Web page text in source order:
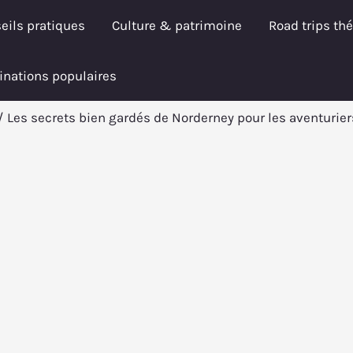
pratiques Culture & patrimoine Road trips
populaires
Les secrets bien gardés de Norderney pour les